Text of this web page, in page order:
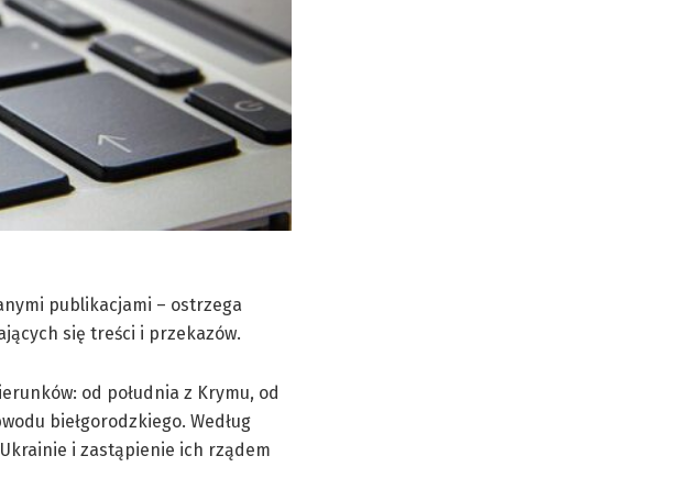
publikacjami – ostrzega
się treści i przekazów.
od południa z Krymu, od
biełgorodzkiego. Według
i zastąpienie ich rządem